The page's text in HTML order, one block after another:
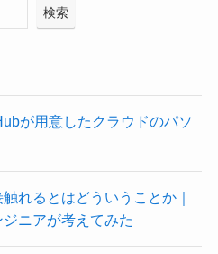
検索
が用意したクラウドのパソ
れるとはどういうことか｜
ニアが考えてみた